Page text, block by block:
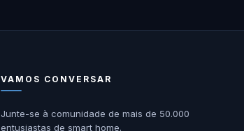
VAMOS CONVERSAR
Junte-se à comunidade de mais de 50.000
entusiastas de smart home.